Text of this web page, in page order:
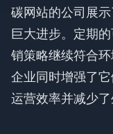
碳网站的公司展
巨大进步。定期
销策略继续符合
企业同时增强了
运营效率并减少了